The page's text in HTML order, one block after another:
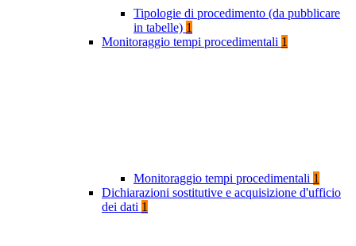
Tipologie di procedimento (da pubblicare
in tabelle) 1
Monitoraggio tempi procedimentali 1
Monitoraggio tempi procedimentali 1
Dichiarazioni sostitutive e acquisizione d'ufficio
dei dati 1